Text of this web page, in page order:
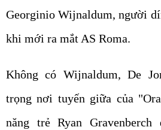
Georginio Wijnaldum, người
khi mới ra mắt AS Roma.
Không có Wijnaldum, De
trọng nơi tuyến giữa của
năng trẻ Ryan